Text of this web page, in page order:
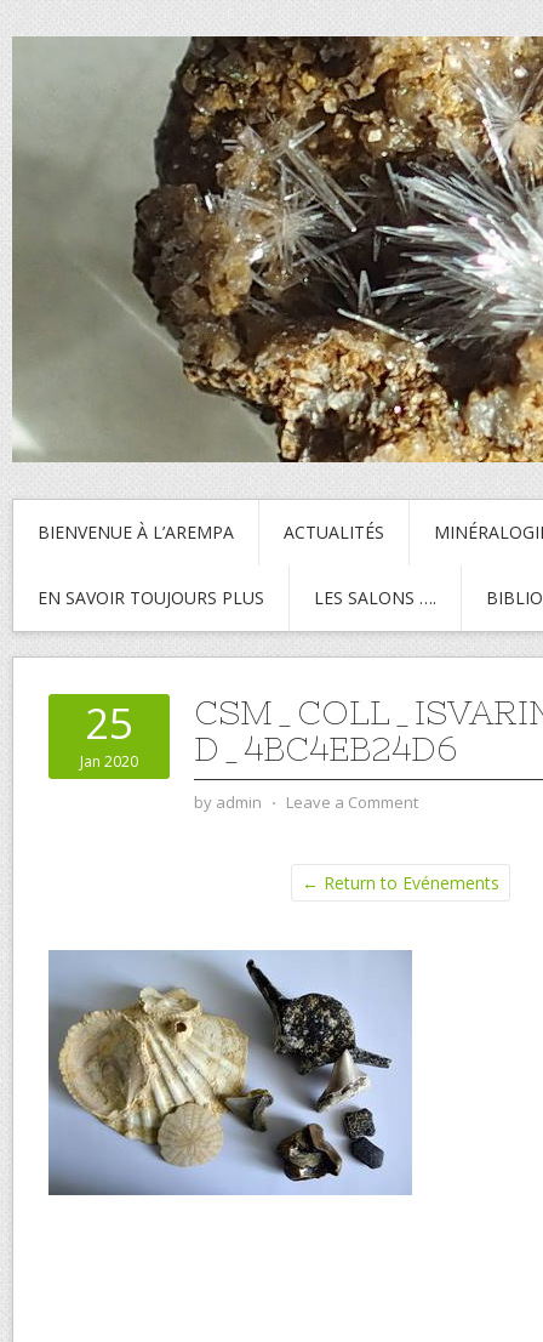
BIENVENUE À L’AREMPA ACTUALITÉS
EN SAVOIR TOUJOURS PLUS LES SALONS ….
25
Jan 2020
D_4BC4EB24D6
by admin ⋅ Leave a Comment
← Return to Evénements